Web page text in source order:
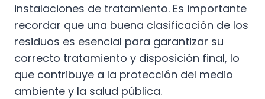
instalaciones de tratamiento. Es importante
recordar que una buena clasificación de los
residuos es esencial para garantizar su
correcto tratamiento y disposición final, lo
que contribuye a la protección del medio
ambiente y la salud pública.